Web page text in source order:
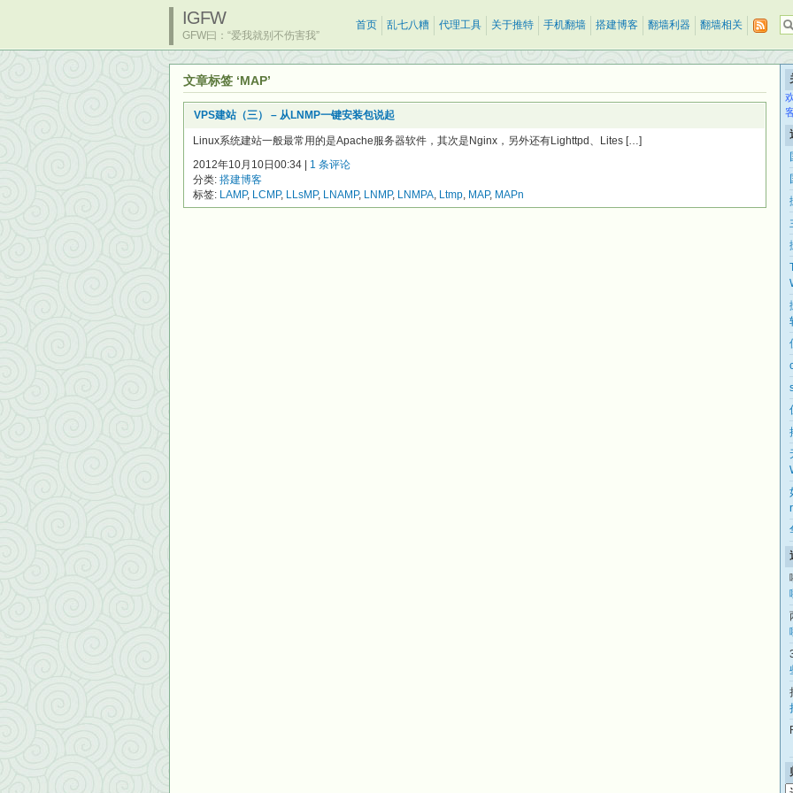
IGFW
GFW曰：“爱我就别不伤害我”
首页 乱七八糟 代理工具 关于推特 手机翻墙 搭建博客 翻墙利器 翻墙相关
文章标签 ‘MAP’
VPS建站（三） – 从LNMP一键安装包说起
Linux系统建站一般最常用的是Apache服务器软件，其次是Nginx，另外还有Lighttpd、Lites […]
2012年10月10日00:34 | 1 条评论
分类: 搭建博客
标签: LAMP, LCMP, LLsMP, LNAMP, LNMP, LNMPA, Ltmp, MAP, MAPn